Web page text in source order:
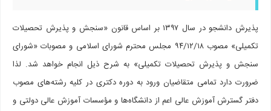
پذیرش دانشجو در سال ۱۳۹۷ بر اساس قانون «سنجش و پذیرش تحصیلات
تکمیلی» مصوب ۹۴/۱۲/۱۸ مجلس محترم شورای اسلامی و مصوبات «شورای
سنجش و پذیرش تحصیلات تکمیلی» به شرح ذیل انجام خواهد شد. لذا
ضرورت دارد تمامی متقاضیان ورود به دوره دکتری در کلیه رشته‌­های مصوب
دفتر گسترش آموزش عالی اعم از دانشگاه­‌ها و مؤسسات آموزش عالی دولتی و